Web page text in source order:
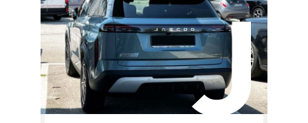
Cupra
Jeep
Omoda
Citroën
Abarth
Seat
Opel
Lancia
Peugeot
Fiat
Alfa
Romeo
Land
Rover
Jaecoo
Mazda
Hyundai